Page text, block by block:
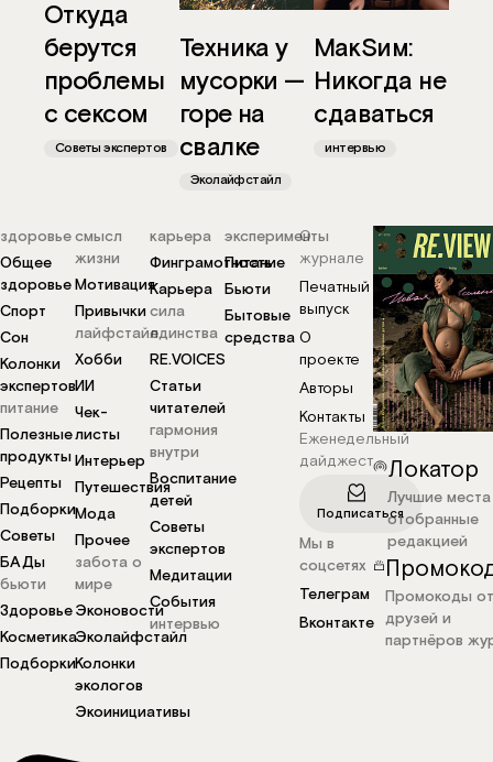
Откуда
берутся
проблемы
с сексом
Советы экспертов
Техника у
мусорки —
горе на
свалке
Эколайфстайл
МакSим:
Никогда не
сдаваться
интервью
здоровье
Общее
здоровье
Спорт
Сон
Колонки
экспертов
питание
Полезные
продукты
Рецепты
Подборки
Советы
БАДы
бьюти
Здоровье
Косметика
Подборки
смысл
жизни
Мотивация
Привычки
лайфстайл
Хобби
ИИ
Чек-
листы
Интерьер
Путешествия
Мода
Прочее
забота о
мире
Эконовости
Эколайфстайл
Колонки
экологов
Экоинициативы
карьера
Финграмотность
Карьера
сила
единства
RE.VOICES
Статьи
читателей
гармония
внутри
Воспитание
детей
Советы
экспертов
Медитации
События
интервью
эксперименты
Питание
Бьюти
Бытовые
средства
О
журнале
Печатный
выпуск
О
проекте
Авторы
Контакты
Еженедельный
дайджест
Подписаться
Мы в
соцсетях
Телеграм
Вконтакте
Локатор
Лучшие места
отобранные
редакцией
Промокоды
друзей и
партнёров